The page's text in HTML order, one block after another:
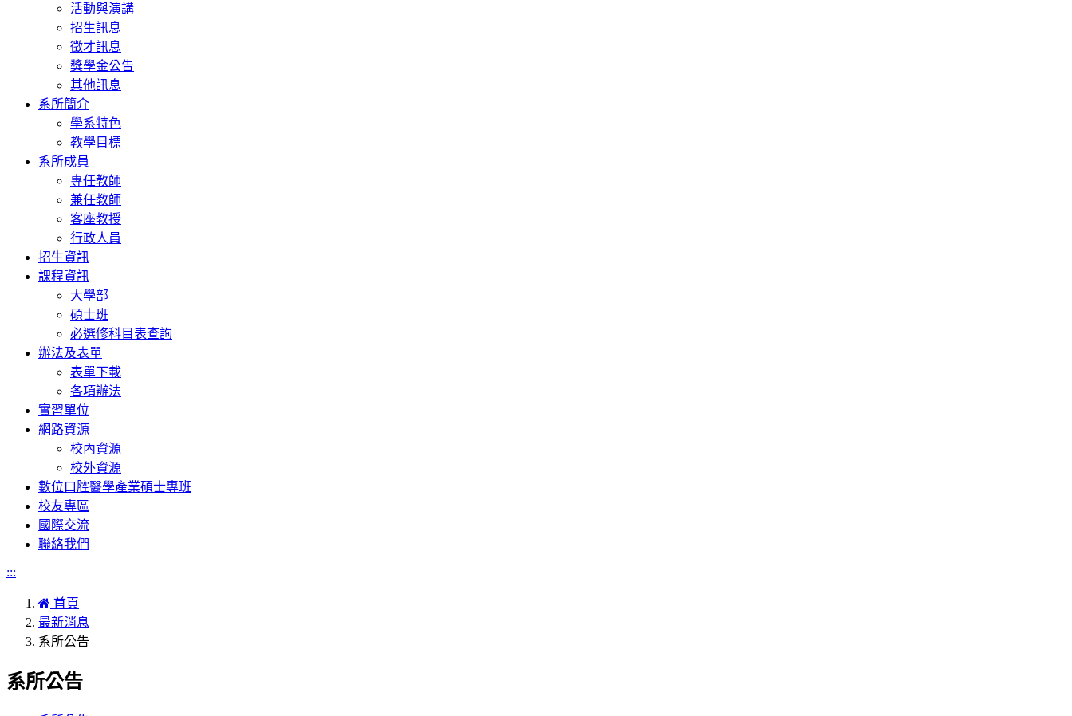
活動與演講
招生訊息
徵才訊息
獎學金公告
其他訊息
系所簡介
學系特色
教學目標
系所成員
專任教師
兼任教師
客座教授
行政人員
招生資訊
課程資訊
大學部
碩士班
必選修科目表查詢
辦法及表單
表單下載
各項辦法
實習單位
網路資源
校內資源
校外資源
數位口腔醫學產業碩士專班
校友專區
國際交流
聯絡我們
:::
首頁
最新消息
系所公告
系所公告